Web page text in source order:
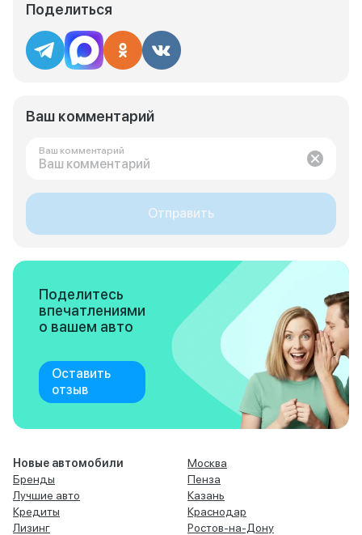
Поделиться
Ваш комментарий
Ваш комментарий
Отправить
Поделитесь
впечатлениями
о вашем авто
Оставить
отзыв
Новые автомобили
Бренды
Лучшие авто
Кредиты
Лизинг
Москва
Пенза
Казань
Краснодар
Ростов-на-Дону